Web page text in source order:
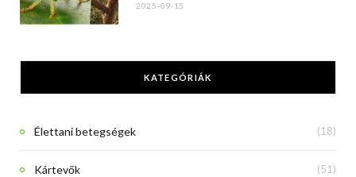
2025-09-15
KATEGÓRIÁK
Élettani betegségek (18)
Kártevők (51)